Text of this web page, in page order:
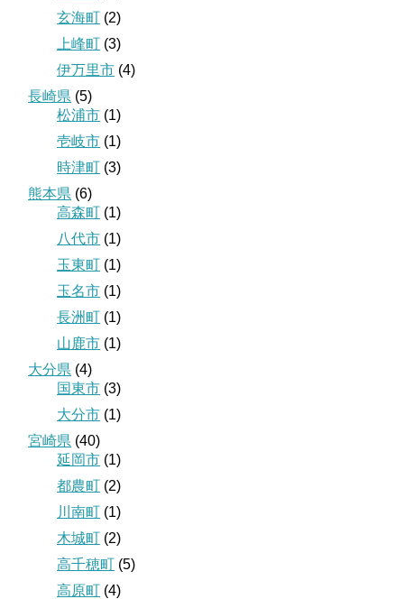
玄海町 (2)
上峰町 (3)
伊万里市 (4)
長崎県 (5)
松浦市 (1)
壱岐市 (1)
時津町 (3)
熊本県 (6)
高森町 (1)
八代市 (1)
玉東町 (1)
玉名市 (1)
長洲町 (1)
山鹿市 (1)
大分県 (4)
国東市 (3)
大分市 (1)
宮崎県 (40)
延岡市 (1)
都農町 (2)
川南町 (1)
木城町 (2)
高千穂町 (5)
高原町 (4)